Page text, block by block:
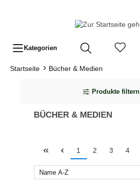
Kategorien
Startseite Bücher & Medien
Produkte filtern
BÜCHER & MEDIEN
Seite
1 Seite
2 Seite
3 Seite
4